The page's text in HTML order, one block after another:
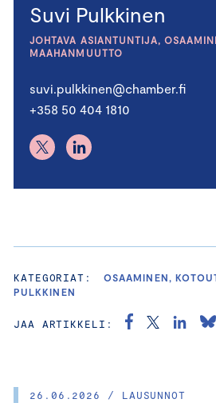
26.06.2026 / LAUSUNNOT
Suvi Pulkkinen
JOHTAVA ASIANTUNTIJA,
MAAHANMUUTTO
suvi.pulkkinen@chamber.fi
+358 50 404 1810
KATEGORIAT:
OSAAMINEN,
PULKKINEN
JAA ARTIKKELI: